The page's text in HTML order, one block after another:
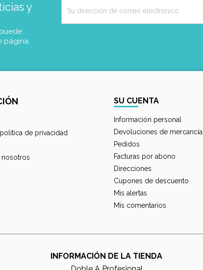
y
página.
de privacidad
nosotros
SU CUENTA
Información personal
Devoluciones de mercancía
Pedidos
Facturas por abono
Direcciones
Cupones de descuento
Mis alertas
Mis comentarios
INFORMACIÓN DE LA TIENDA